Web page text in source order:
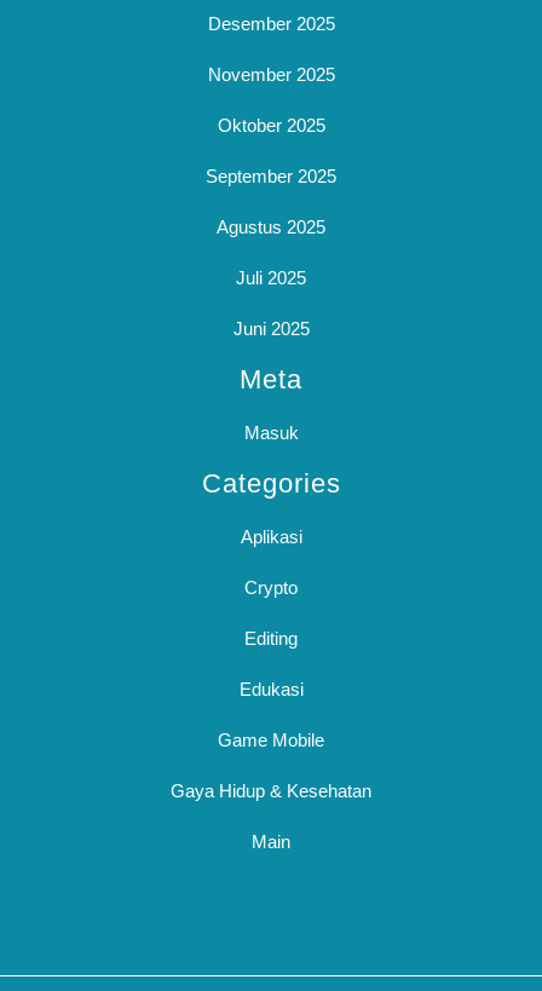
Desember 2025
November 2025
Oktober 2025
September 2025
Agustus 2025
Juli 2025
Juni 2025
Meta
Masuk
Categories
Aplikasi
Crypto
Editing
Edukasi
Game Mobile
Gaya Hidup & Kesehatan
Main